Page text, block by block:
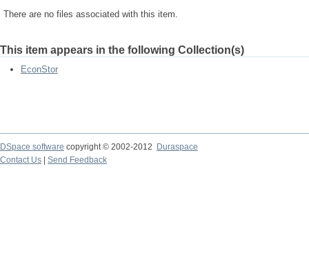
There are no files associated with this item.
This item appears in the following Collection(s)
EconStor
DSpace software copyright © 2002-2012
Duraspace
Contact Us
Send Feedback